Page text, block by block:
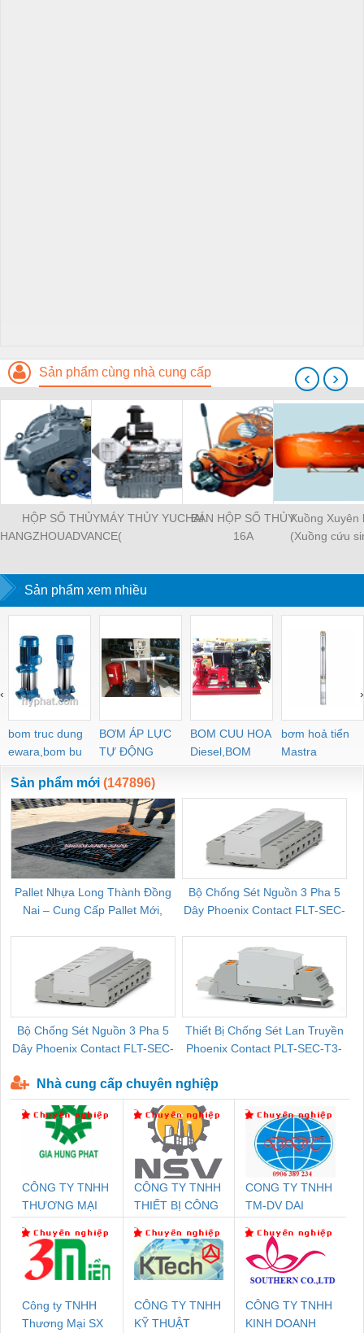
Sản phẩm cùng nhà cung cấp
HỘP SỐ THỦY
HANGZHOUADVANCE(
MÁY THỦY YUCHAIBÁN HỘP SỐ THỦY
16A
Xuồng Xuyên
(Xuồng cứu
‹ ›
Sản phẩm xem nhiều
bom truc dung
ewara,bom bu
ewara
BƠM ÁP LỰC
TỰ ĐỘNG
BOM CUU HOA
Diesel,BOM
CHUA CHAY
bơm hoả tiển
Mastra
‹ ›
Sản phẩm mới (147896)
Pallet Nhựa Long Thành Đồng
Nai – Cung Cấp Pallet Mới,
Bộ Chống Sét Nguồn 3 Pha 5
Dây Phoenix Contact FLT-SEC-
Bộ Chống Sét Nguồn 3 Pha 5
Dây Phoenix Contact FLT-SEC-
Thiết Bị Chống Sét Lan Truyền
Phoenix Contact PLT-SEC-T3-
Nhà cung cấp chuyên nghiệp
CÔNG TY TNHH
THƯƠNG MẠI
THUẬT ĐIỆN CƠ
GIA HƯNG PHÁT
CÔNG TY TNHH
THIẾT BỊ CÔNG
SETSUBI VIỆT
NAM
CONG TY TNHH
TM-DV DAI
Công ty TNHH
Thương Mại SX
CÔNG TY TNHH
KỸ THUẬT
CÔNG TY TNHH
KINH DOANH